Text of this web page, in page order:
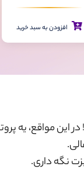
افزودن به سبد خرید
مواقع، یه
نگه داری.